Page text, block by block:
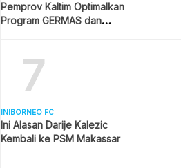
Pemprov Kaltim Optimalkan
Program GERMAS dan
7
INIBORNEO FC
Ini Alasan Darije Kalezic
Kembali ke PSM Makassar